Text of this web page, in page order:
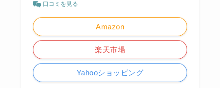
口コミを見る
Amazon
楽天市場
Yahooショッピング